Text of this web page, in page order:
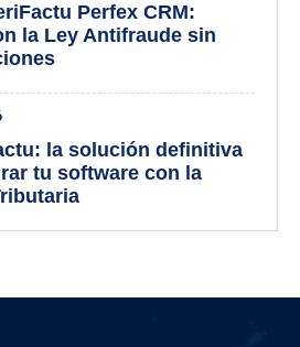
Perfex CRM:
la Ley Antifraude sin
la solución definitiva
tu software con la